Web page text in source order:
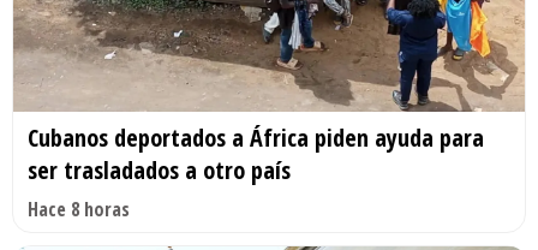
Cubanos deportados a África piden ayuda para
ser trasladados a otro país
Hace 8 horas